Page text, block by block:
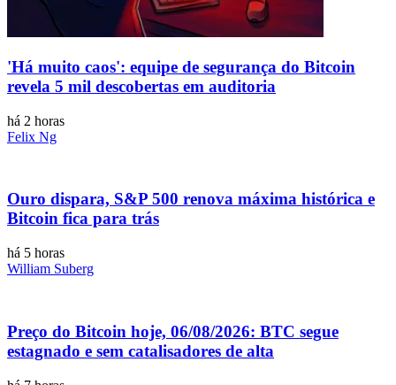
'Há muito caos': equipe de segurança do Bitcoin
revela 5 mil descobertas em auditoria
há 2 horas
Felix Ng
Ouro dispara, S&P 500 renova máxima histórica e
Bitcoin fica para trás
há 5 horas
William Suberg
Preço do Bitcoin hoje, 06/08/2026: BTC segue
estagnado e sem catalisadores de alta